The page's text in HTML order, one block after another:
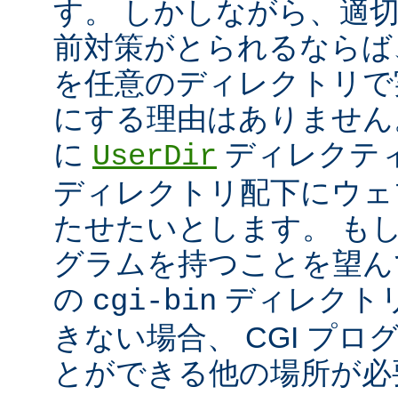
す。 しかしながら、適
前対策がとられるなら
を任意のディレクトリ
にする理由はありませ
に UserDir ディレクテ
ディレクトリ配下にウ
たせたいとします。 も
グラムを持つことを望
の cgi-bin ディレクト
きない場合、 CGI プロ
とができる他の場所が